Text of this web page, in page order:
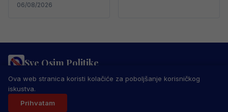
06/08/2026
Sve Osim Politike
PRAVILA PRIVATNOSTIMARKETING USLOVI KORIŠTENJA
IMPRESSUM
© 2026 Sve Osim Politike. Sva prava zadržana.
Ova web stranica koristi kolačiće za poboljšanje korisničkog
iskustva.
Prihvatam